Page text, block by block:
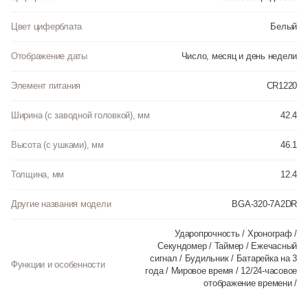
Цвет циферблата Белый
Отображение даты Число, месяц и день недели
Элемент питания CR1220
Ширина (с заводной головкой), мм 42.4
Высота (с ушками), мм 46.1
Толщина, мм 12.4
Другие названия модели BGA-320-7A2DR
Функции и особенности
Ударопрочность / Хронограф /
Секундомер / Таймер / Ежечасный
сигнал / Будильник / Батарейка на 3
года / Мировое время / 12/24-часовое
отображение времени /